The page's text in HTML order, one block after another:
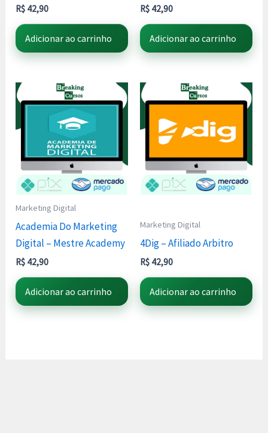
R$ 42,90
Adicionar ao carrinho
R$ 42,90
Adicionar ao carrinho
Marketing Digital
Academia Do Marketing
Digital – Mestre Academy
R$ 42,90
Adicionar ao carrinho
Marketing Digital
4Dig – Afiliado Arbitro
R$ 42,90
Adicionar ao carrinho